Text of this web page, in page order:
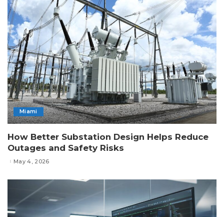
Miami
How Better Substation Design Helps Reduce
Outages and Safety Risks
May 4, 2026